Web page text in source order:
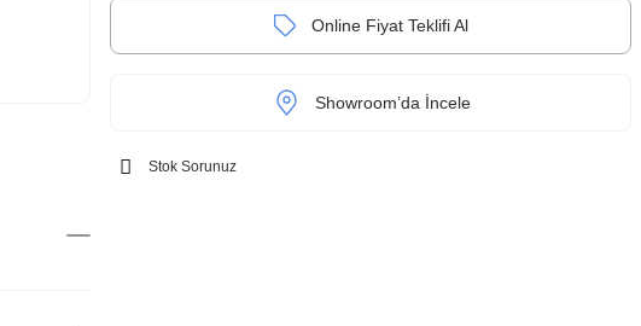
Online Fiyat Teklifi Al
Showroom’da İncele
Stok Sorunuz